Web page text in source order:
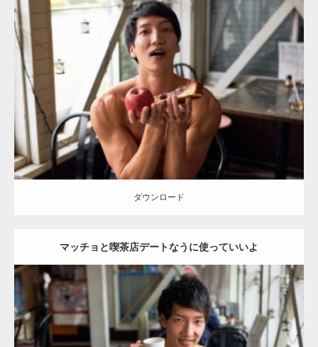
Update:2023.02.11
Category: 喫茶店のマッチョ(名古屋) その他 AKIHITO(細マッチョ)
腕二頭筋
肩 名古屋 (愛知)
ダウンロード
ダウンロード
マッチョと喫茶店デートなうに使っていいよ
Update:2023.02.11